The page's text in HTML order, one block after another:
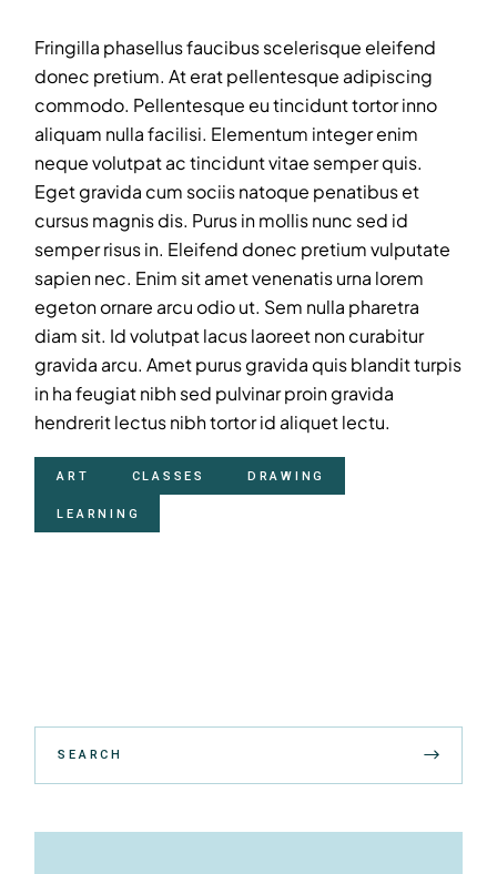
Fringilla phasellus faucibus scelerisque eleifend
donec pretium. At erat pellentesque adipiscing
commodo. Pellentesque eu tincidunt tortor inno
aliquam nulla facilisi. Elementum integer enim
neque volutpat ac tincidunt vitae semper quis.
Eget gravida cum sociis natoque penatibus et
cursus magnis dis. Purus in mollis nunc sed id
semper risus in. Eleifend donec pretium vulputate
sapien nec. Enim sit amet venenatis urna lorem
egeton ornare arcu odio ut. Sem nulla pharetra
diam sit. Id volutpat lacus laoreet non curabitur
gravida arcu. Amet purus gravida quis blandit turpis
in ha feugiat nibh sed pulvinar proin gravida
hendrerit lectus nibh tortor id aliquet lectu.
ART CLASSES DRAWING
LEARNING